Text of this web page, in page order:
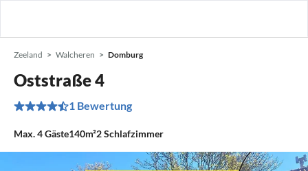
Zeeland Walcheren Domburg
Oststraße 4
1 Bewertung
Max.4Gäste140m²2Schlafzimmer